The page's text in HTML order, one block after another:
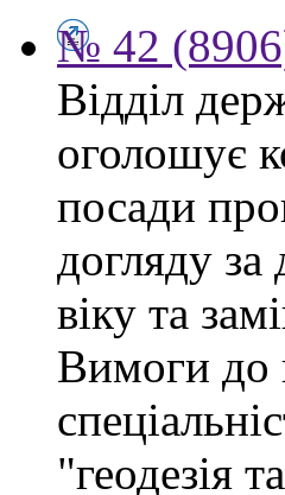
№ 42
Відділ
оголошує
посади
догляду
віку та
Вимоги до
"геодезія